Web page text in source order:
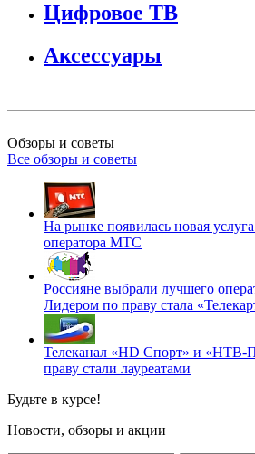
Цифровое ТВ
Аксессуары
Обзоры и советы
Все обзоры и советы
На рынке появилась новая
оператора МТС
Россияне выбрали лучшего
Лидером по праву стала
Телеканал «HD Спорт» и
праву стали лауреатами
Будьте в курсе!
Новости, обзоры и акции